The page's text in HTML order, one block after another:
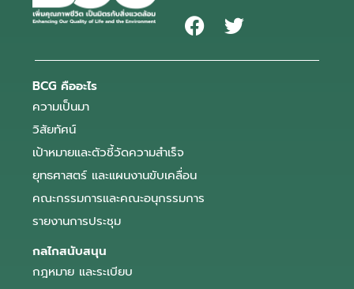
BCG คืออะไร
ความเป็นมา
วิสัยทัศน์
เป้าหมายและตัวชี้วัดความสำเร็จ
ยุทธศาสตร์ และแผนงานขับเคลื่อน
คณะกรรมการและคณะอนุกรรมการ
รายงานการประชุม
กลไกสนับสนุน
กฎหมาย และระเบียบ